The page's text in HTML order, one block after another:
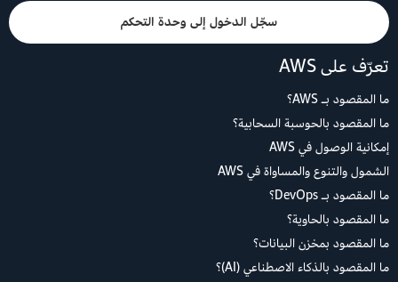
سجّل الدخول إلى وحدة التحكم
تعرّف على AWS
ما المقصود بـ AWS؟
ما المقصود بالحوسبة السحابية؟
إمكانية الوصول في AWS
الشمول والتنوع والمساواة في AWS
ما المقصود بـ DevOps؟
ما المقصود بالحاوية؟
ما المقصود بمخزن البيانات؟
ما المقصود بالذكاء الاصطناعي (AI)؟